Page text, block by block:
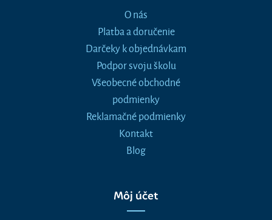
O nás
Platba a doručenie
Darčeky k objednávkam
Podpor svoju školu
Všeobecné obchodné
podmienky
Reklamačné podmienky
Kontakt
Blog
Môj účet